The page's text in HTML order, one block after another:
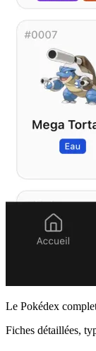
Le Pokédex
Fiches détaillées,